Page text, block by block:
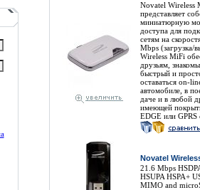
Novatel Wireless
представляет
миниатюрную
доступа для
сетям на
Mbps (загрузка/
Wireless MiFi
друзьям,
быстрый и
оставаться on-
автомобиле, в
даче и в любой
имеющей
EDGE или GPRS
Novatel
21.6 Mbps
HSUPA HSPA+
MIMO and